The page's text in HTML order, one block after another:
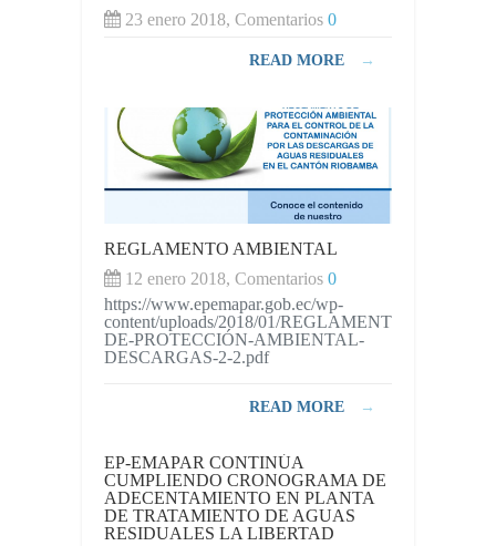
23 enero 2018, Comentarios 0
READ MORE →
REGLAMENTO AMBIENTAL
12 enero 2018, Comentarios 0
https://www.epemapar.gob.ec/wp-
content/uploads/2018/01/REGLAMENTO-
DE-PROTECCIÓN-AMBIENTAL-
DESCARGAS-2-2.pdf
READ MORE →
EP-EMAPAR CONTINÚA
CUMPLIENDO CRONOGRAMA DE
ADECENTAMIENTO EN PLANTA
DE TRATAMIENTO DE AGUAS
RESIDUALES LA LIBERTAD